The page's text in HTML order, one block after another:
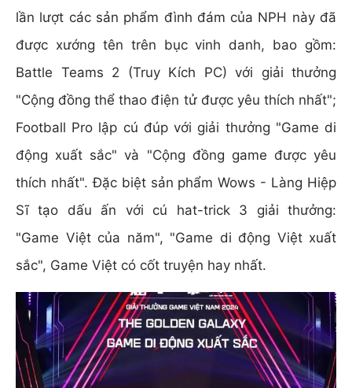
lần lượt các sản phẩm đình đám của NPH này đã
được xướng tên trên bục vinh danh, bao gồm:
Battle Teams 2 (Truy Kích PC) với giải thưởng
"Cộng đồng thể thao điện tử được yêu thích nhất";
Football Pro lập cú đúp với giải thưởng "Game di
động xuất sắc" và "Cộng đồng game được yêu
thích nhất". Đặc biệt sản phẩm Wows - Làng Hiệp
Sĩ tạo dấu ấn với cú hat-trick 3 giải thưởng:
"Game Việt của năm", "Game di động Việt xuất
sắc", Game Việt có cốt truyện hay nhất.